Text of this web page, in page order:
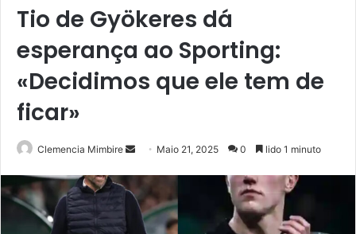
Tio de Gyökeres dá
esperança ao Sporting:
«Decidimos que ele tem de
ficar»
Clemencia Mimbire
Send
email
Maio 21, 2025 0 lido 1 minuto